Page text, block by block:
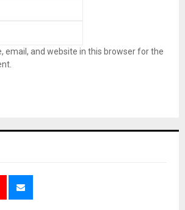
email, and website in this browser for the